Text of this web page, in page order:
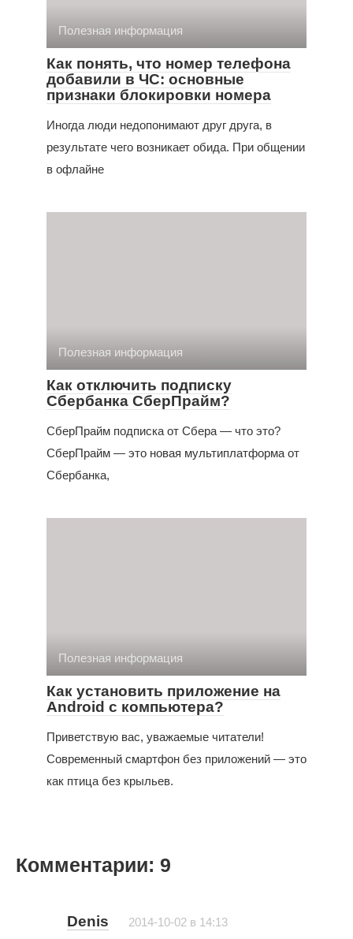
Полезная информация
Как понять, что номер телефона
добавили в ЧС: основные
признаки блокировки номера
Иногда люди недопонимают друг друга, в
результате чего возникает обида. При общении
в офлайне
Полезная информация
Как отключить подписку
Сбербанка СберПрайм?
СберПрайм подписка от Сбера — что это?
СберПрайм — это новая мультиплатформа от
Сбербанка,
Полезная информация
Как установить приложение на
Android с компьютера?
Приветствую вас, уважаемые читатели!
Современный смартфон без приложений — это
как птица без крыльев.
Комментарии: 9
Denis 2014-10-02 в 14:13